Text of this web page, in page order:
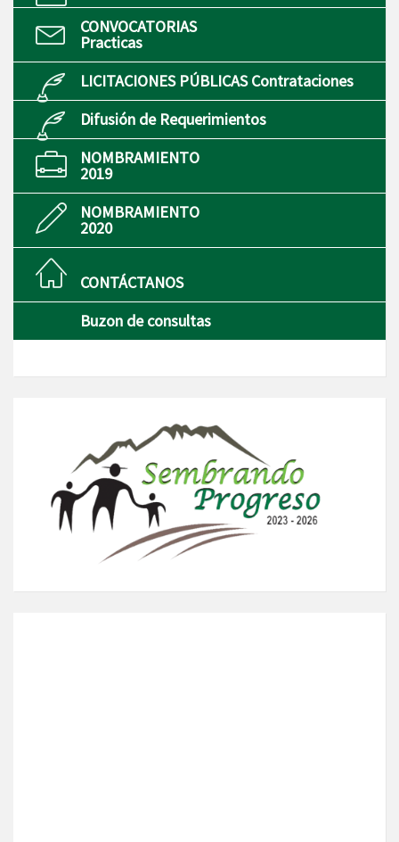
CONVOCATORIAS
Practicas
LICITACIONES PÚBLICAS Contrataciones
Difusión de Requerimientos
NOMBRAMIENTO
2019
NOMBRAMIENTO
2020
CONTÁCTANOS
Buzon de consultas